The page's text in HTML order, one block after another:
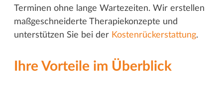
Terminen ohne lange Wartezeiten. Wir erstellen
maßgeschneiderte Therapiekonzepte und
unterstützen Sie bei der Kostenrückerstattung.
Ihre Vorteile im Überblick